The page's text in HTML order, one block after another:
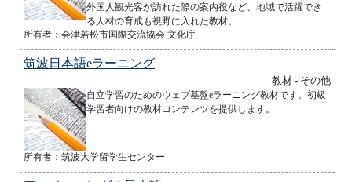
外国人観光客が訪れた際の案内役など、地域で活躍でき
る人材の育成も視野に入れた教材。
所有者：会津若松市国際交流協会 文化庁
筑波日本語eラーニング
教材 - その他
自立学習のためのウェブ基盤eラーニング教材です。初級
学習者向けの教材コンテンツを提供します。
所有者：筑波大学留学生センター